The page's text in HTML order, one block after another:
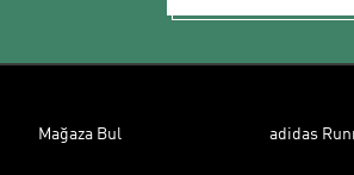
Mağaza Bul adidas